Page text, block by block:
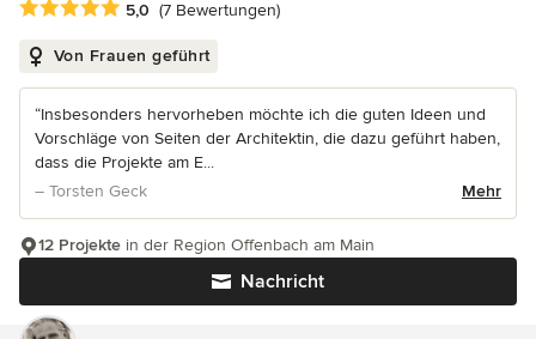
Durchschnittliche Bewertung: 5 von 5 Sternen
5,0 (7 Bewertungen)
Von Frauen geführt
“Insbesonders hervorheben möchte ich die guten Ideen und
Vorschläge von Seiten der Architektin, die dazu geführt haben,
dass die Projekte am E...
– Torsten Geck
Mehr
Nachricht
12 Projekte in der Region Offenbach am Main